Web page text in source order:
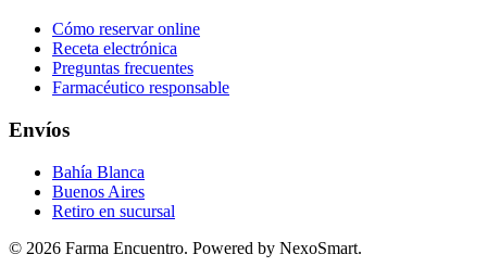
Cómo reservar online
Receta electrónica
Preguntas frecuentes
Farmacéutico responsable
Envíos
Bahía Blanca
Buenos Aires
Retiro en sucursal
© 2026 Farma Encuentro. Powered by NexoSmart.